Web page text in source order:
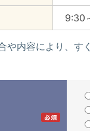
9:30
や内容により、す